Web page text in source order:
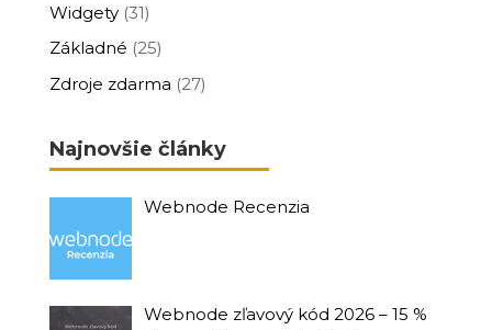
Widgety(31)
Základné (25)
Zdroje zdarma (27)
Najnovšie články
Webnode Recenzia
Webnode zľavový kód 2026 – 15 %